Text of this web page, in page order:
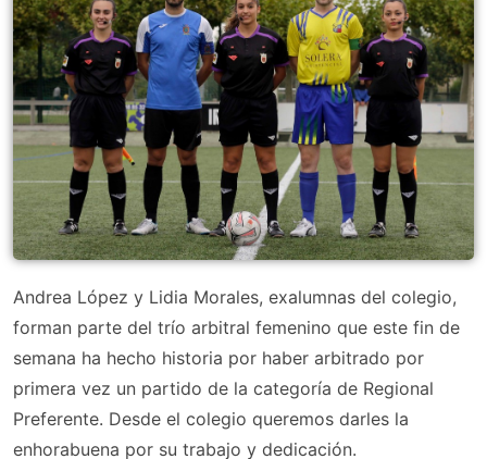
Andrea López y Lidia Morales, exalumnas del colegio,
forman parte del trío arbitral femenino que este fin de
semana ha hecho historia por haber arbitrado por
primera vez un partido de la categoría de Regional
Preferente. Desde el colegio queremos darles la
enhorabuena por su trabajo y dedicación.